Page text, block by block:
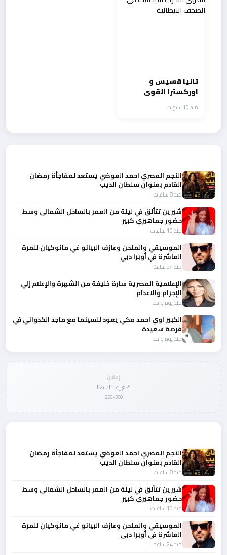
تانيا قسيس و
اوركسترا القوى
البحرية الايطالية في
الصحف الايطالية
منذ 10 سنوات
النجم المصري احمد العوضي يستعد لمفاجأة رمضان
القادم بعنوان سلطان الديب
منذ 8 ساعات
شيرين تتألق في ليلة من العمر بالساحل الشمالى وسط
حضور جماهيري كبير
منذ 10 ساعات
الموسيقي والملحن وعازف البيانو غي مانوكيان للمرة
العاشرة في أوبرا دبي
منذ 24 ساعة
الإعلامية المصرية سارة خليفة من الشهرة والإعلام إلي
الإجرام والاعدام
منذ يوم واحد
الكبير اوي احمد مكي يعود للسينما مع ماجد الكدواني في
فرصة سعيدة
منذ يوم واحد
إعلان
ضع إعلانك هنا
300×250
النجم المصري احمد العوضي يستعد لمفاجأة رمضان
القادم بعنوان سلطان الديب
منذ 8 ساعات
شيرين تتألق في ليلة من العمر بالساحل الشمالى وسط
حضور جماهيري كبير
منذ 10 ساعات
الموسيقي والملحن وعازف البيانو غي مانوكيان للمرة
العاشرة في أوبرا دبي
منذ 24 ساعة